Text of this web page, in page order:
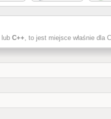
lub C++, to jest miejsce właśnie dla